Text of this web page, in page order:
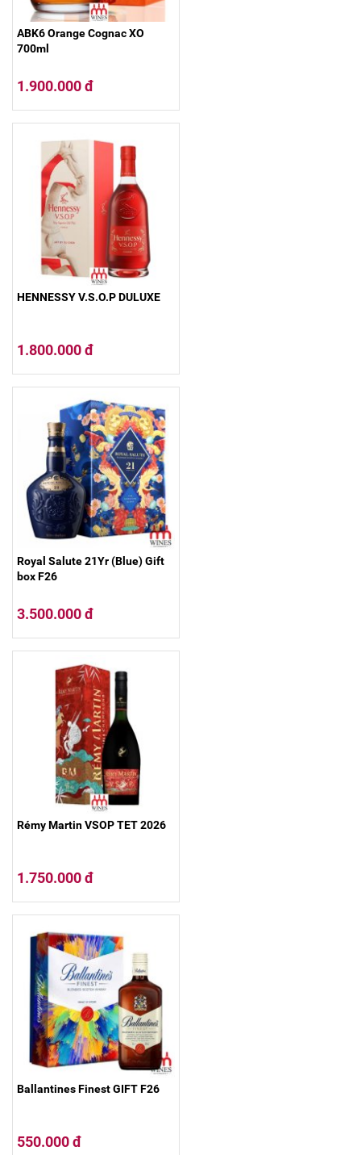
ABK6 Orange Cognac XO
700ml
1.900.000 đ
HENNESSY V.S.O.P DULUXE
1.800.000 đ
Royal Salute 21Yr (Blue) Gift
box F26
3.500.000 đ
Rémy Martin VSOP TET 2026
1.750.000 đ
Ballantines Finest GIFT F26
550.000 đ